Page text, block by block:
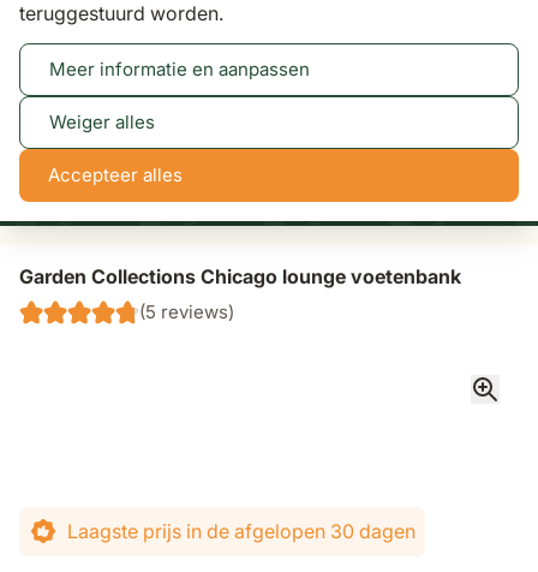
teruggestuurd worden.
Meer informatie en aanpassen
Weiger alles
Accepteer alles
Tot 50% korting
NaN
dagen
NaN NaN NaN
Garden Collections Chicago lounge voetenbank
(5 reviews)
Laagste prijs in de afgelopen 30 dagen